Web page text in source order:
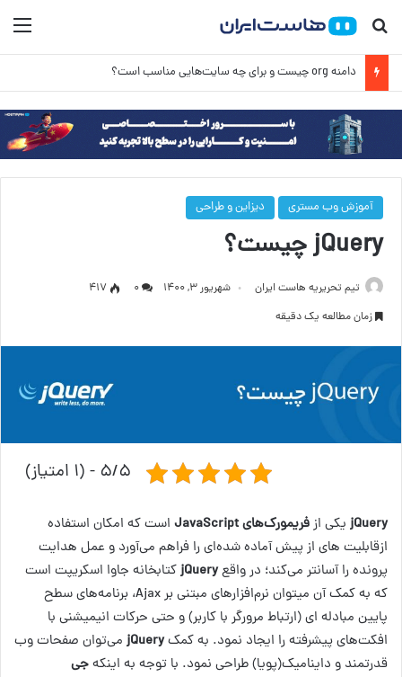
جستجو برای
آدرس ip چیست؟ آموزش کامل IP به زبان ساده
آموزش وب مستری دیزاین و طراحی
jQuery چیست؟
تیم تحریریه هاست ایران شهریور ۳, ۱۴۰۰ ۰
417
زمان مطالعه یک دقیقه
۵/۵ - (۱ امتیاز)
jQuery یکی ازفریم‎ورک‎‌های JavaScript
است که امکان استفاده
ازقابلیت های از پیش آماده شده‌ای را فراهم می‌‎آورد و عمل هدایت
پرونده را آسان‎تر می‌کند؛ در واقع
jQueryکتابخانه جاوا اسکریپت است
که به کمک آن می‎توان نرم‌افزارهای مبتنی بر Ajax، برنامه‌های سطح
پایین مبادله ای (ارتباط مرورگر با کاربر) و حتی حرکات انیمیشنی با
افکت‌های پیشرفته را ایجاد نمود. به کمکjQuery
می‌‎توان صفحات وب
قدرتمند و داینامیک(پویا) طراحی نمود. با توجه به اینکهجی